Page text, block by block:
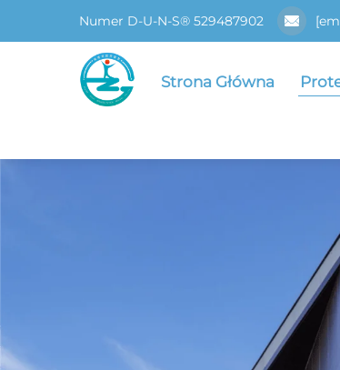
Numer D-U-N-S® 529487902
Strona Główna